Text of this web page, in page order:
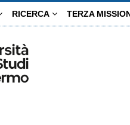
RICERCA TERZA